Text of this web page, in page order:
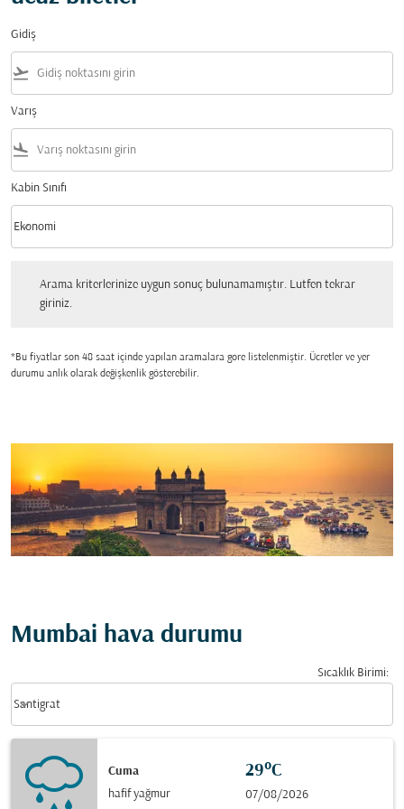
Gidiş
flight_takeoff
Varış
flight_land
Kabin Sınıfı
Kabin Sınıfı option Ekonomi Selected
Ekonomi
keyboard_arrow_down
Arama kriterlerinize uygun sonuç bulunamamıştır. Lutfen tekrar
giriniz.
*Bu fiyatlar son 48 saat içinde yapılan aramalara gore listelenmiştir. Ücretler ve yer
durumu anlık olarak değişkenlik gösterebilir.
Mumbai hava durumu
Sıcaklık Birimi:
Santigrat
keyboard_arrow_down
Cuma
hafif yağmur
29°C
07/08/2026